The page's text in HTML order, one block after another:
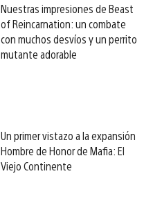
Nuestras impresiones de Beast
of Reincarnation: un combate
con muchos desvíos y un perrito
mutante adorable
Un primer vistazo a la expansión
Hombre de Honor de Mafia: El
Viejo Continente